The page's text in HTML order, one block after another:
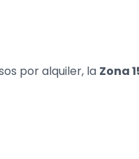
por alquiler, la Zona